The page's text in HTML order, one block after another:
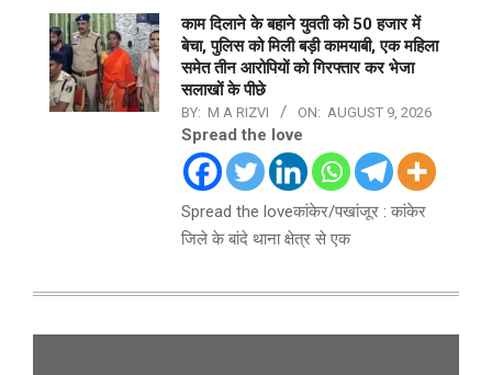
काम दिलाने के बहाने युवती को 50 हजार में
बेचा, पुलिस को मिली बड़ी कामयाबी, एक महिला
समेत तीन आरोपियों को गिरफ्तार कर भेजा
सलाखों के पीछे
BY: M A RIZVI ON: AUGUST 9, 2026
Spread the love
Spread the loveकांकेर/पखांजूर : कांकेर
जिले के बांदे थाना क्षेत्र से एक